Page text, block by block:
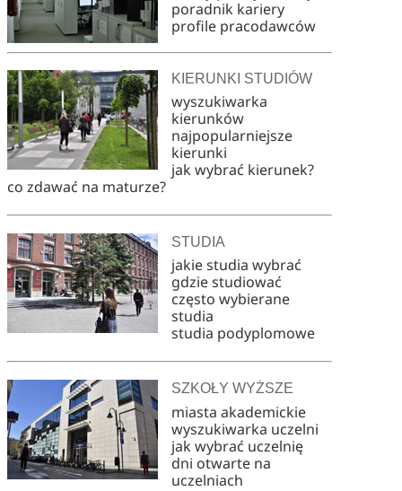
poradnik kariery
profile pracodawców
KIERUNKI STUDIÓW
wyszukiwarka
kierunków
najpopularniejsze
kierunki
jak wybrać kierunek?
co zdawać na maturze?
STUDIA
jakie studia wybrać
gdzie studiować
często wybierane
studia
studia podyplomowe
SZKOŁY WYŻSZE
miasta akademickie
wyszukiwarka uczelni
jak wybrać uczelnię
dni otwarte na
uczelniach